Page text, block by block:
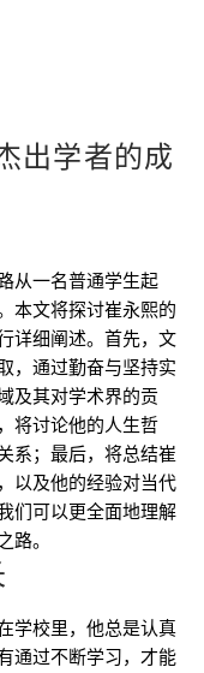
出学者的成
从一名普通学生起
本文将探讨崔永熙的
详细阐述。首先，文
，通过勤奋与坚持实
及其对学术界的贡
将讨论他的人生哲
系；最后，将总结崔
以及他的经验对当代
们可以更全面地理解
路。
学校里，他总是认真
通过不断学习，才能